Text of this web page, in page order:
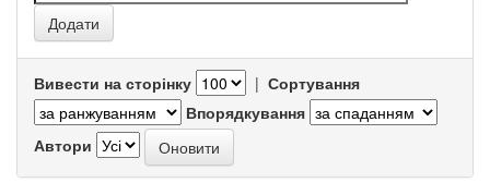
Вивести на сторінку | Сортування
Впорядкування
Автори